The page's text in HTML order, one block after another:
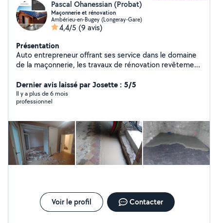
Pascal Ohanessian (Probat)
Maçonnerie et rénovation
Ambérieu-en-Bugey (Longeray-Gare)
4,4/5 (9 avis)
Présentation
Auto entrepreneur offrant ses service dans le domaine
de la maçonnerie, les travaux de rénovation revêtement
des extérieurs avec leurs entretiens
Dernier avis laissé par Josette : 5/5
Il y a plus de 6 mois
professionnel
Voir le profil Contacter